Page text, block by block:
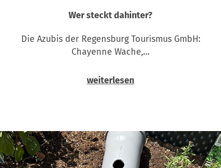
Wer steckt dahinter?
Die Azubis der Regensburg Tourismus GmbH:
Chayenne Wache,…
weiterlesen